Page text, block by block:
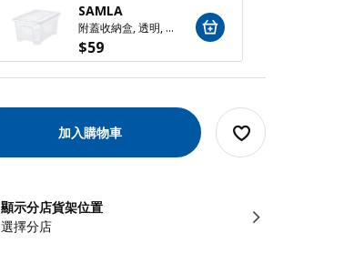
SAMLA
附蓋收納盒, 透明, 28x20x14 公分/5 公升
$59
加入購物車
顯示分店貨架位置
選擇分店